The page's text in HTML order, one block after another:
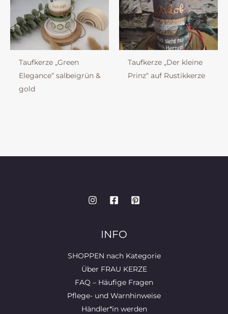
Taufkerze „Green
Elegance“ salbeigrün &
gold
Taufkerze „Der kleine
Prinz“ auf Rustikkerze
INFO
SHOPPEN nach Kategorie
Über FRAU KERZE
FAQ – Häufige Fragen
Pflege- und Warnhinweise
Händler*in werden